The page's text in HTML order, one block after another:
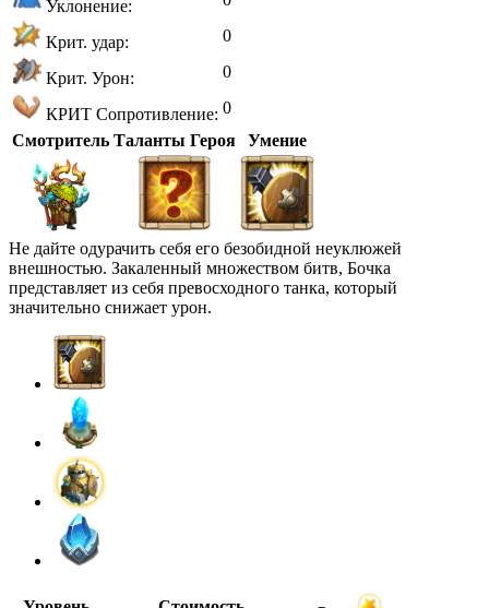
Уклонение:
Крит. удар: 0
Крит. Урон: 0
КРИТ Сопротивление: 0
Смотритель Таланты Героя Умение
Не дайте одурачить себя его безобидной неуклюжей
внешностью. Закаленный множеством битв, Бочка
представляет из себя превосходного танка, который
значительно снижает урон.